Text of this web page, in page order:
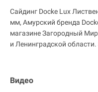
Сайдинг Docke Lux
мм, Амурский бренда
магазине Загородный
и Ленинградской
Видео